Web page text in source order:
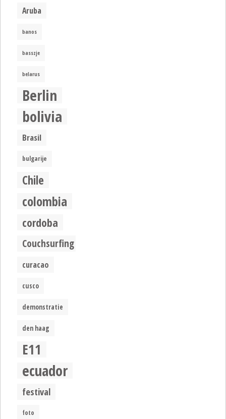
Aruba
banos
basszje
belarus
Berlin
bolivia
Brasil
bulgarije
Chile
colombia
cordoba
Couchsurfing
curacao
cusco
demonstratie
den haag
E11
ecuador
festival
foto